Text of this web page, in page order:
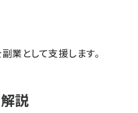
業として支援します。
説